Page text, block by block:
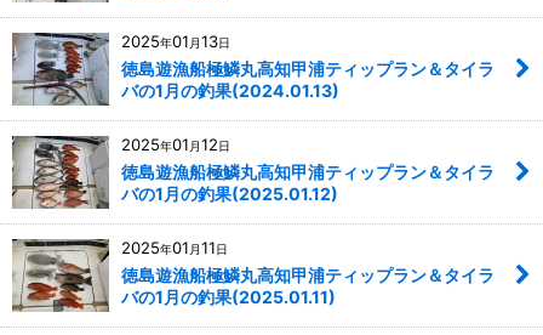
2025年01 月13日
徳島遊漁船極鱗丸高知甲浦ティップラン＆タイラ
バの1月の釣果(2024.01.13)
2025年01 月12日
徳島遊漁船極鱗丸高知甲浦ティップラン＆タイラ
バの1月の釣果(2025.01.12)
2025年01 月11日
徳島遊漁船極鱗丸高知甲浦ティップラン＆タイラ
バの1月の釣果(2025.01.11)